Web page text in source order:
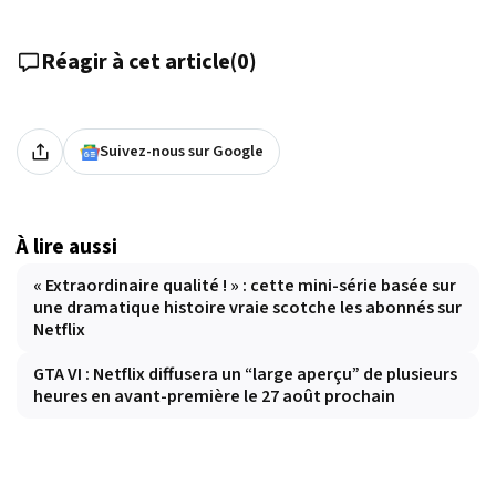
Réagir à cet article(0)
Suivez-nous sur Google
À lire aussi
« Extraordinaire qualité ! » : cette mini-série basée sur
une dramatique histoire vraie scotche les abonnés sur
Netflix
GTA VI : Netflix diffusera un “large aperçu” de plusieurs
heures en avant-première le 27 août prochain